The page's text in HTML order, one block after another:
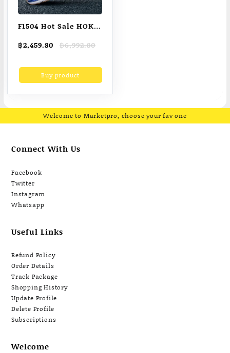
F1504 Hot Sale HOKA
9Men’s and
Shoes 100% Original
รองเท้าวิ่งตัดต่ำระบาย
สีส้ม
฿6,992.80
Original
was:
฿6,992.80.
฿2,459.80
Current
is:
฿2,459.80.Buy product
Welcome to Marketpro, choose your fav one
Connect With Us
Facebook
Twitter
Instagram
Whatsapp
Useful Links
Refund Policy
Order Details
Track Package
Shopping History
Update Profile
Delete Profile
Subscriptions
Welcome